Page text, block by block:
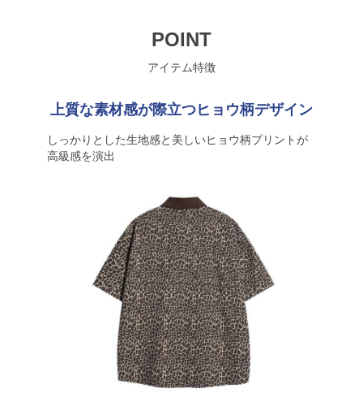
POINT
アイテム特徴
上質な素材感が際立つヒョウ柄デザイン
しっかりとした生地感と美しいヒョウ柄プリントが
高級感を演出